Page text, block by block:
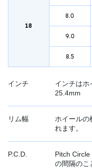
18
8.0
9.0
8.5
インチ
インチはホ
25.4mm
リム幅
ホイールの
れます。
P.C.D.
Pitch
の間隔のこ